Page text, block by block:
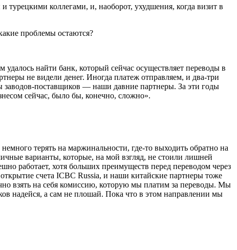
турецкими коллегами, и, наоборот, ухудшения, когда визит в
проблемы остаются?
найти банк, который сейчас осуществляет переводы в
не видели денег. Иногда платеж отправляем, и два-три
заводов-поставщиков — наши давние партнеры. За эти годы
сейчас, было бы, конечно, сложно».
терять на маржинальности, где-то выходить обратно на
варианты, которые, на мой взгляд, не стоили лишней
работает, хотя больших преимуществ перед переводом через
счета ICBC Russia, и наши китайские партнеры тоже
взять на себя комиссию, которую мы платим за переводы. Мы
надейся, а сам не плошай. Пока что в этом направлении мы